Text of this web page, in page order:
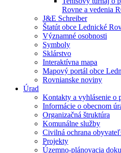
Rovne a vedenia
J&E Schreiber
Štatút obce Lednické
Významné osobnosti
Symboly
Sklárstvo
Interaktívna mapa
Mapový portál obce
Rovnianske noviny
Úrad
Kontakty a vyhlásenie o
Informácie o obecnom
Organizačná štruktúra
Komunálne služby
Civilná ochrana
Projekty
Územno-plánovacia